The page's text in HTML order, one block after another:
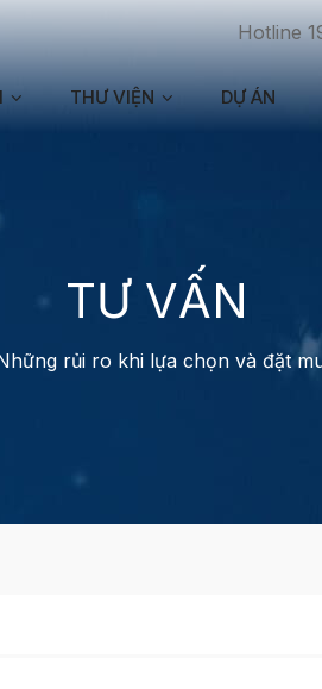
Hotline
THƯ VIỆN DỰ ÁN
TƯ VẤN
rủi ro khi lựa chọn và đặt